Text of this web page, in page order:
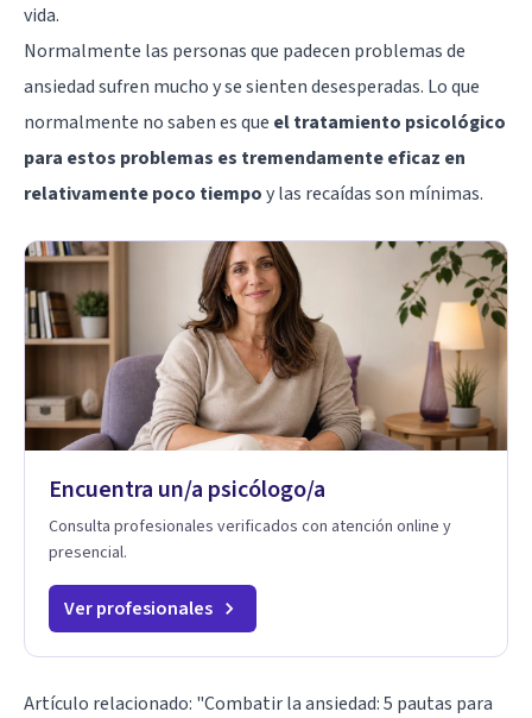
vida.
Normalmente las personas que padecen problemas de
ansiedad sufren mucho y se sienten desesperadas. Lo que
normalmente no saben es que el tratamiento psicológico
para estos problemas es tremendamente eficaz en
relativamente poco tiempoy las recaídas son mínimas.
Encuentra un/a psicólogo/a
Consulta profesionales verificados con atención online y
presencial.
Ver profesionales
Artículo relacionado: "Combatir la ansiedad: 5 pautas para